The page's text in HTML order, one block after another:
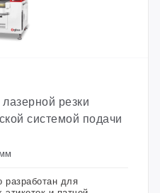
резки
системой подачи
разработан для